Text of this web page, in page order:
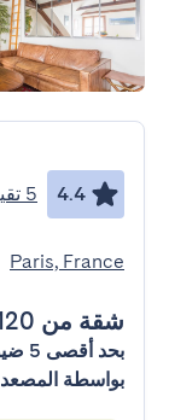
4.4 5 تقييمات
Paris, France
شقة من 120 م²
بواسطة المصعد